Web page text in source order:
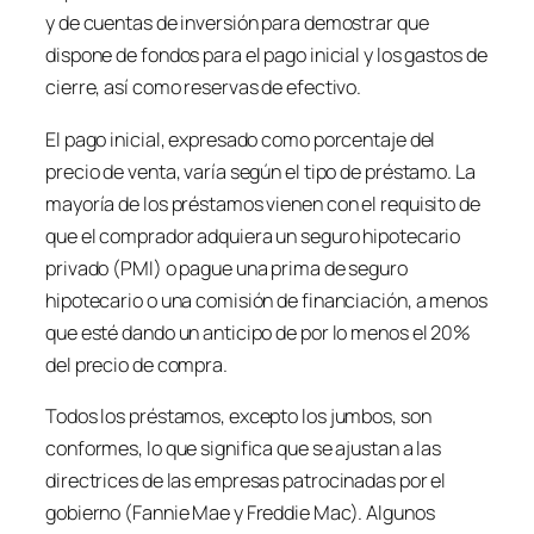
y de cuentas de inversión para demostrar que
dispone de fondos para el pago inicial y los gastos de
cierre, así como reservas de efectivo.
El pago inicial, expresado como porcentaje del
precio de venta, varía según el tipo de préstamo. La
mayoría de los préstamos vienen con el requisito de
que el comprador adquiera un seguro hipotecario
privado (PMI) o pague una prima de seguro
hipotecario o una comisión de financiación, a menos
que esté dando un anticipo de por lo menos el 20%
del precio de compra.
Todos los préstamos, excepto los jumbos, son
conformes, lo que significa que se ajustan a las
directrices de las empresas patrocinadas por el
gobierno (Fannie Mae y Freddie Mac). Algunos